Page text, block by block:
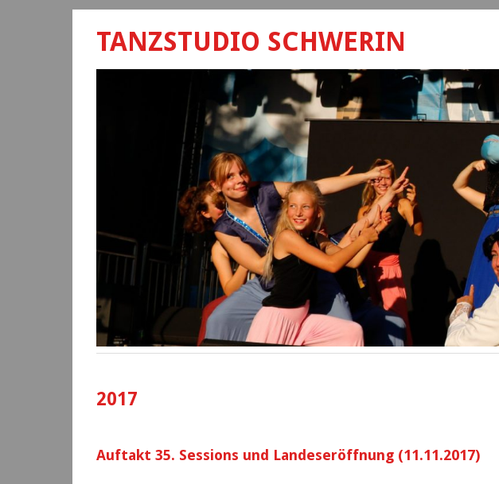
TANZSTUDIO SCHWERIN
2017
Auftakt 35. Sessions und Landeseröffnung (11.11.2017)